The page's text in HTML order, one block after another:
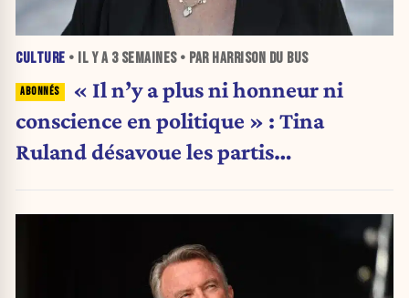
CULTURE • IL Y A 3 SEMAINES• PAR HARRISON DU BUS
« Il n’y a plus ni honneur ni
conscience en politique » : Tina
Ruland désavoue les partis